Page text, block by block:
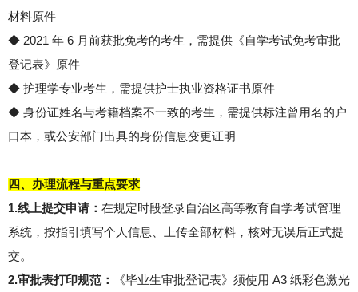
材料原件
◆ 2021 年 6 月前获批免考的考生，需提供《自学考试免考审批
登记表》原件
◆ 护理学专业考生，需提供护士执业资格证书原件
◆ 身份证姓名与考籍档案不一致的考生，需提供标注曾用名的户
口本，或公安部门出具的身份信息变更证明
四、办理流程与重点要求
1.线上提交申请： 在规定时段登录自治区高等教育自学考试管理
系统，按指引填写个人信息、上传全部材料，核对无误后正式提
交。
2.审批表打印规范：
《毕业生审批登记表》须使用 A3 纸彩色激光